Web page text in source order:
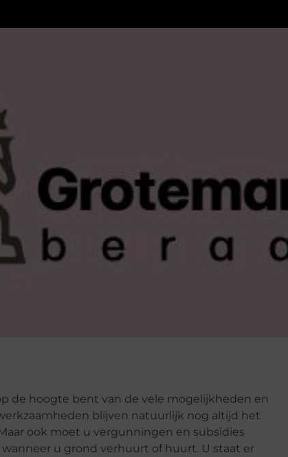
de hoogte bent van de vele mogelijkheden en
blijven natuurlijk nog altijd het
ook moet u vergunningen en subsidies
u grond verhuurt of huurt. U staat er